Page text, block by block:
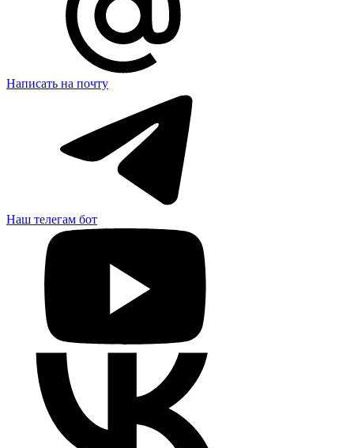
Написать на почту
Наш телегам бот